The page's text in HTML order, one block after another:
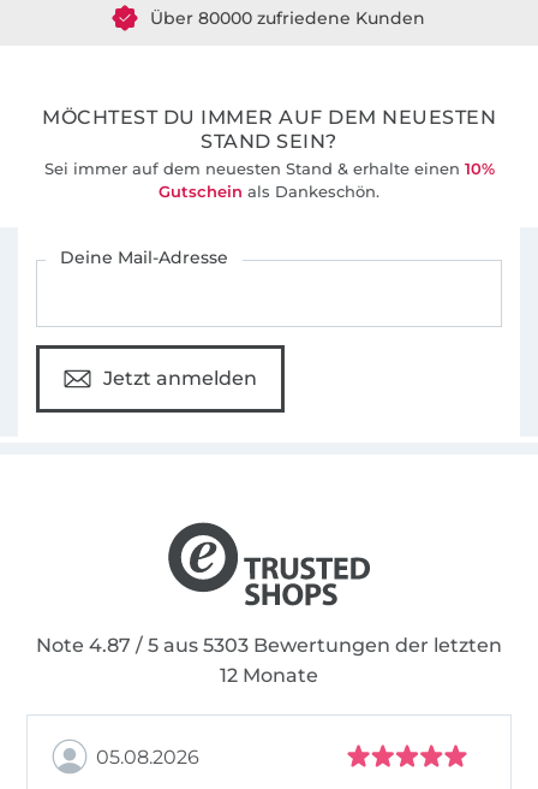
MÖCHTEST DU IMMER AUF DEM NEUESTEN
STAND SEIN?
Sei immer auf dem neuesten Stand & erhalte einen 10%
Gutschein als Dankeschön.
Deine Mail-Adresse
Jetzt anmelden
Note 4.87 / 5 aus 5303 Bewertungen der letzten
12 Monate
05.08.2026